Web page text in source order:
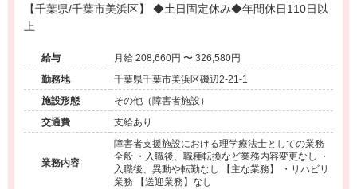
【千葉県/千葉市美浜区】 ◆土日固定休み◆年間休日110日以
上
給与
月給 208,660円 〜 326,580円
勤務地
千葉県千葉市美浜区磯辺2-21-1
施設形態
その他（障害者施設）
交通費
支給あり
業務内容
障害者支援施設における理学療法士としての業務
全般 ・入職後、職種転換など業務内容変更なし ・
入職後、異動や転勤なし 【主な業務】 ・リハビリ
業務 【送迎業務】なし